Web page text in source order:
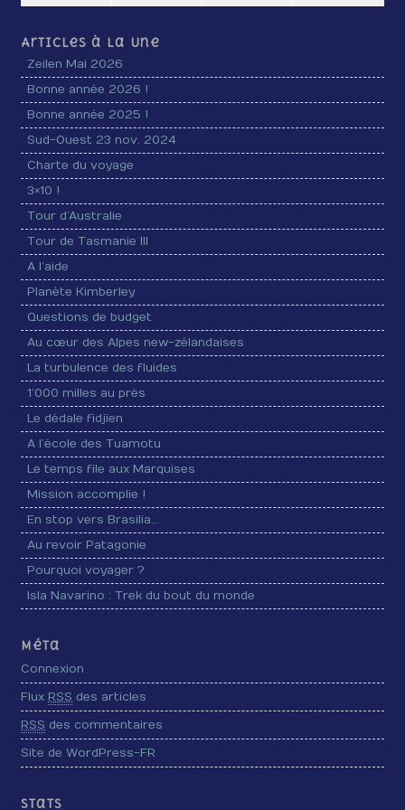
Articles à la Une
Zeilen Mai 2026
Bonne année 2026 !
Bonne année 2025 !
Sud-Ouest 23 nov. 2024
Charte du voyage
3×10 !
Tour d’Australie
Tour de Tasmanie III
A l’aide
Planète Kimberley
Questions de budget
Au cœur des Alpes new-zélandaises
La turbulence des fluides
1’000 milles au près
Le dédale fidjien
A l’école des Tuamotu
Le temps file aux Marquises
Mission accomplie !
En stop vers Brasilia…
Au revoir Patagonie
Pourquoi voyager ?
Isla Navarino : Trek du bout du monde
Méta
Connexion
Flux RSS des articles
RSS des commentaires
Site de WordPress-FR
Stats